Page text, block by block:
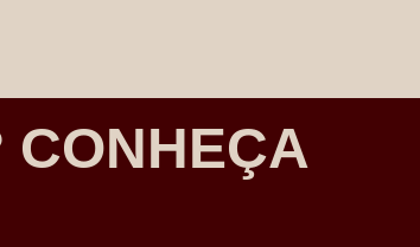
CONHEÇA